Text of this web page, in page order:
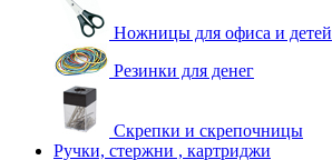
Ножницы для офиса и детей
Резинки для денег
Скрепки и скрепочницы
Ручки, стержни , картриджи